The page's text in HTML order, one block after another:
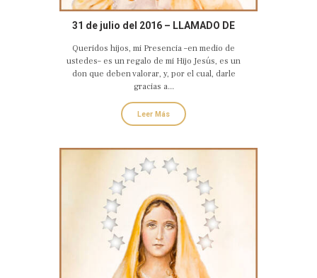
31 de julio del 2016 – LLAMADO DE
DOLOROSO E INMACULADO DE MARÍA
Queridos hijos, mi Presencia –en medio de
ustedes– es un regalo de mi Hijo Jesús, es un
don que deben valorar, y, por el cual, darle
gracias a...
Leer Más